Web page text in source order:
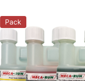
Pack